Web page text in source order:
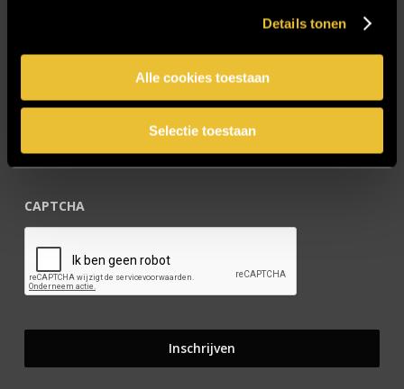
Details tonen
Alle cookies toestaan
Selectie toestaan
CAPTCHA